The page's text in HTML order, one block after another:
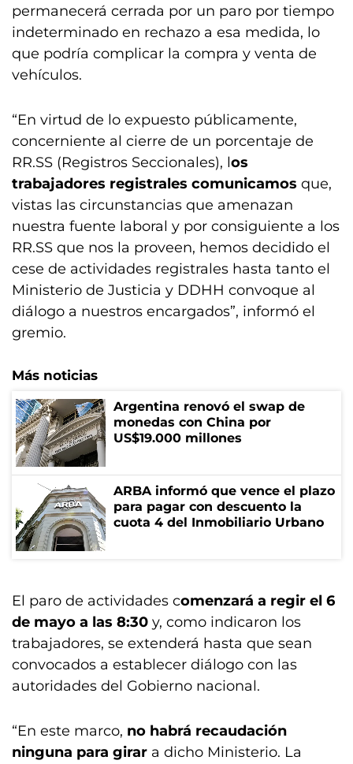
permanecerá cerrada por un paro por tiempo
indeterminado en rechazo a esa medida, lo
que podría complicar la compra y venta de
vehículos.
“En virtud de lo expuesto públicamente,
concerniente al cierre de un porcentaje de
RR.SS (Registros Seccionales), los
trabajadores registrales comunicamos que,
vistas las circunstancias que amenazan
nuestra fuente laboral y por consiguiente a los
RR.SS que nos la proveen, hemos decidido el
cese de actividades registrales hasta tanto el
Ministerio de Justicia y DDHH convoque al
diálogo a nuestros encargados”, informó el
gremio.
Más noticias
Argentina renovó el swap de
monedas con China por
US$19.000 millones
ARBA informó que vence el plazo
para pagar con descuento la
cuota 4 del Inmobiliario Urbano
El paro de actividades comenzará a regir el 6
de mayo a las 8:30 y, como indicaron los
trabajadores, se extenderá hasta que sean
convocados a establecer diálogo con las
autoridades del Gobierno nacional.
“En este marco, no habrá recaudación
ninguna para girar a dicho Ministerio. La